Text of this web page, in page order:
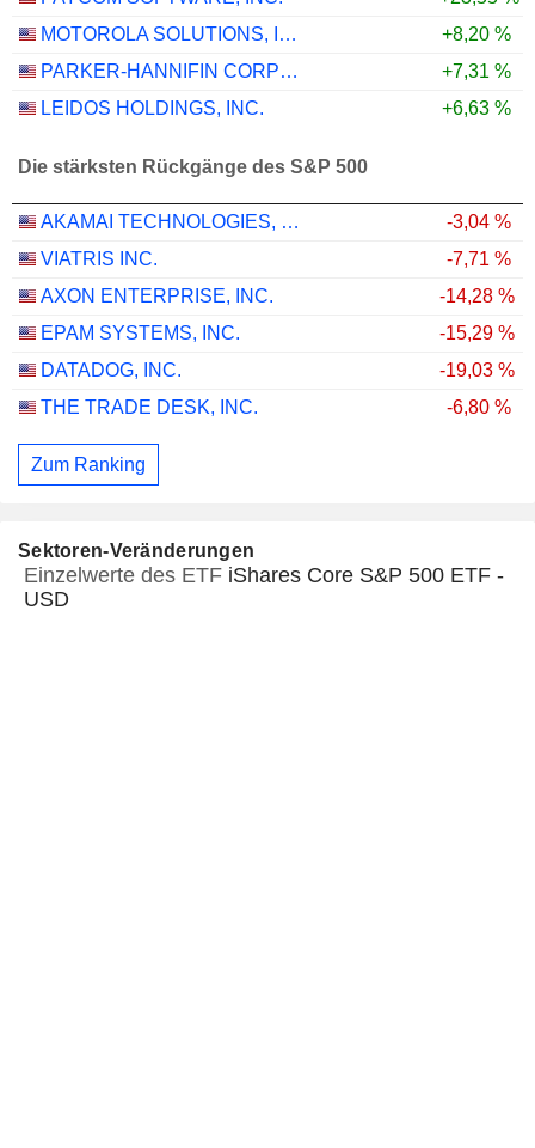
MOTOROLA SOLUTIONS, INC.
+8,20 %
PARKER-HANNIFIN CORPORATION
+7,31 %
LEIDOS HOLDINGS, INC.
+6,63 %
Die stärksten Rückgänge des S&P 500
AKAMAI TECHNOLOGIES, INC.
-3,04 %
VIATRIS INC.
-7,71 %
AXON ENTERPRISE, INC.
-14,28 %
EPAM SYSTEMS, INC.
-15,29 %
DATADOG, INC.
-19,03 %
THE TRADE DESK, INC.
-6,80 %
Zum Ranking
Sektoren-Veränderungen
Einzelwerte des ETF iShares Core S&P 500 ETF -
USD